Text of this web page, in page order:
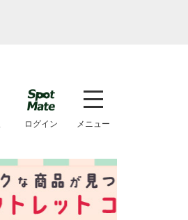
ログイン メニュー